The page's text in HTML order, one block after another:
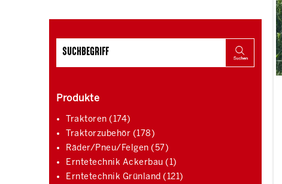
Produkte
Traktoren (174)
Traktorzubehör (178)
Räder/Pneu/Felgen (57)
Erntetechnik Ackerbau (1)
Erntetechnik Grünland (121)